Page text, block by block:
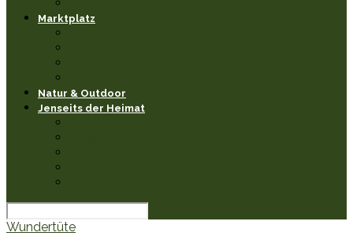
Marktplatz
Natur & Outdoor
Jenseits der Heimat
Wundertüte